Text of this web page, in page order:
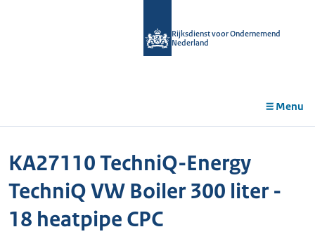
Rijksdienst voor Ondernemend
Nederland
Menu
KA27110 TechniQ-Energy
TechniQ VW Boiler 300 liter -
18 heatpipe CPC